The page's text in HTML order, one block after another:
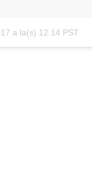
a la(s) 12:14 PST